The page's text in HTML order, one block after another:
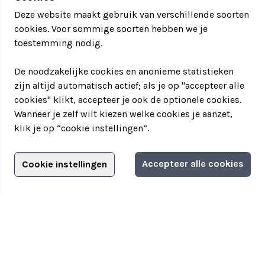
horecalocaties met koffie/thee en gebak (excl.)
• 14.30 uur – Uitleg + start GPS Fatbike Challenge
• 15.30 uur – Pauze op een zonnig terras (drankjes
excl.)
• 16.00 uur – Vervolg GPS Fatbike Challenge
• 17.15 uur – Einde GPS Fatbike Challenge +
• 17.30 uur – Start barbecue (excl.)
Informatie aanvragen
Adverteren?
Adverteerdersopties
Deze website maakt gebruik van verschillende soorten
cookies. Voor sommige soorten hebben we je
toestemming nodig.
De noodzakelijke cookies en anonieme statistieken
zijn altijd automatisch actief; als je op "accepteer alle
cookies" klikt, accepteer je ook de optionele cookies.
Wanneer je zelf wilt kiezen welke cookies je aanzet,
klik je op “cookie instellingen”.
Cookie instellingen Accepteer alle cookies